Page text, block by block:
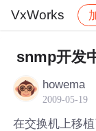
VxWorks
snmp开发
howema
2009-05-19
在交换机上移